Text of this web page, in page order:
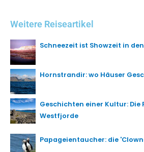
Weitere Reiseartikel
Schneezeit ist Showzeit in
Hornstrandir: wo Häuser
Geschichten einer Kultur: Die
Westfjorde
Papageientaucher: die